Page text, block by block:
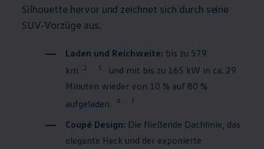
Silhouette hervor und zeichnet sich durch seine
SUV-Vorzüge aus.
Laden und Reichweite: bis zu 579
km
2 5
und mit bis zu 165 kW in ca. 29
Minuten wieder von 10 % auf 80 %
aufgeladen.
6 7
Coupé Design: Die fließende Dachlinie, das
elegante Heck und der exponierte